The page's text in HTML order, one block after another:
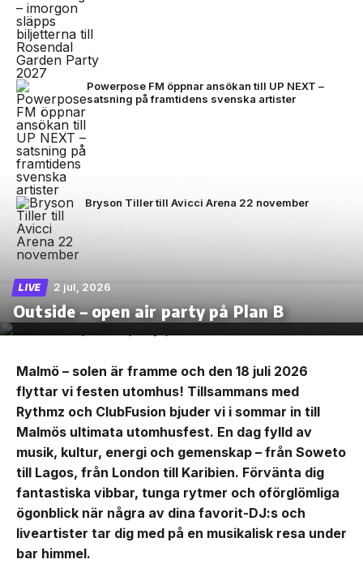
Powerpose FM öppnar ansökan till UP NEXT –
satsning på framtidens svenska artister
Bryson Tiller till Avicci Arena 22 november
LIVE 2 jul, 2026
Outside – open air party på Plan B
Malmö – solen är framme och den 18 juli 2026
flyttar vi festen utomhus! Tillsammans med
Rythmz och ClubFusion bjuder vi i sommar in till
Malmös ultimata utomhusfest. En dag fylld av
musik, kultur, energi och gemenskap – från Soweto
till Lagos, från London till Karibien. Förvänta dig
fantastiska vibbar, tunga rytmer och oförglömliga
ögonblick när några av dina favorit-DJ:s och
liveartister tar dig med på en musikalisk resa under
bar himmel.